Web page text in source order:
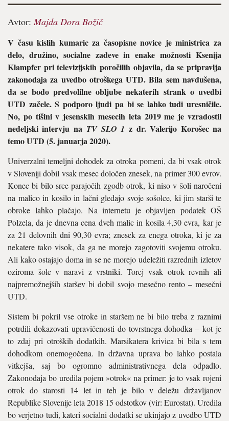
Avtor:Majda Dora Božič
V času kislih kumaric za časopisne novice je ministrica za
delo, družino, socialne zadeve in enake možnosti Ksenija
Klampfer pri televizijskih poročilih objavila, da se pripravlja
zakonodaja za uvedbo otroškega UTD. Bila sem navdušena,
da se bodo predvolilne obljube nekaterih strank o uvedbi
UTD začele. S podporo ljudi pa bi se lahko tudi uresničile.
No, po tišini v jesenskih mesecih leta 2019 me je vzradostil
nedeljski intervju na TV SLO 1 z dr. Valerijo Korošec na
temo UTD (5. januarja 2020).
Univerzalni temeljni dohodek za otroka pomeni, da bi vsak otrok
v Sloveniji dobil vsak mesec določen znesek, na primer 300 evrov.
Konec bi bilo srce parajočih zgodb otrok, ki niso v šoli naročeni
na malico in kosilo in lačni gledajo svoje sošolce, ki jim starši te
obroke lahko plačajo. Na internetu je objavljen podatek OŠ
Polzela, da je dnevna cena dveh malic in kosila 4,30 evra, kar je
za 21 delovnih dni 90,30 evra; znesek za enega otroka, ki je za
nekatere tako visok, da ga ne morejo zagotoviti svojemu otroku.
Ali kako ostajajo doma in se ne morejo udeležiti razrednih izletov
oziroma šole v naravi z vrstniki. Torej vsak otrok revnih ali
najpremožnejših staršev bi dobil svojo mesečno rento – mesečni
UTD.
Sistem bi pokril vse otroke in staršem ne bi bilo treba z raznimi
potrdili dokazovati upravičenosti do tovrstnega dohodka – kot je
to zdaj pri otroških dodatkih. Marsikatera krivica bi bila s tem
dohodkom onemogočena. In državna uprava bo lahko postala
vitkejša, saj bo ogromno administrativnega dela odpadlo.
Zakonodaja bo uredila pojem »otrok« na primer: je to vsak rojeni
otrok do starosti 14 let in teh je bilo v deležu državljanov
Republike Slovenije leta 2018 15 odstotkov (vir: Eurostat). Uredila
bo verjetno tudi, kateri socialni dodatki se ukinjajo z uvedbo UTD